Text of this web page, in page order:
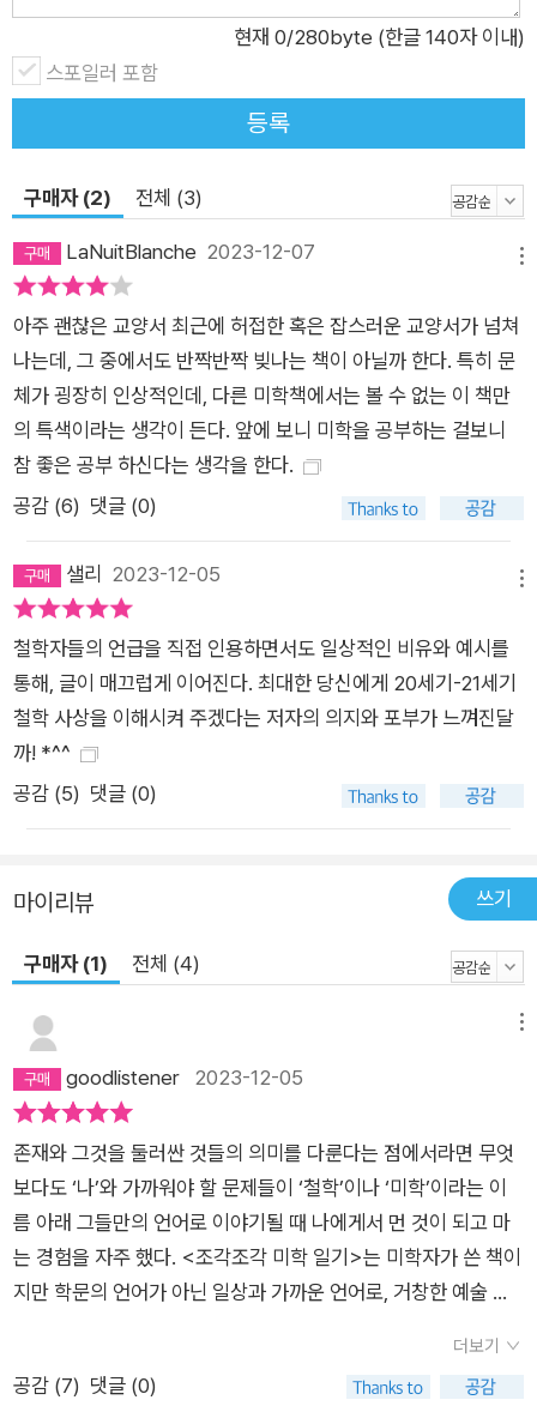
로너건의 〈맨체스터 바이 더 씨〉, 다르덴 형제 〈로제타〉를 각각 자
크 데리다, 롤랑 바르트, 한나 아렌트와 함께 살펴본다. ‘말할 수
없는 것’ 안으로 접속하는 작은 구멍이 되어줄 책 조각 하나하나
는 미미(微微)할지 모른다. 하지만 조각‘들’이 합쳐져 하나의 세
계를 이룰 때 우리는 아름다움[美]이 모양을 갖추는 과정을 목도
하게 된다. 그 아름다움이 유쾌하고 편안한 감정만을 선사하는 건
아니다. 그 세계 안엔 비극도, 고통도, 추함도, 흠집도 있다. 이 책
은 그런 조각들을 함부로 표백하지 않고 그러모아 하나의 미학적
세계를 가꾼다. 어느 한쪽으로 치우치지 않는 폭넓은 시야를 바탕
으로 예술이 그리는 굴곡과 그 변곡점들을 돌아보는 것. 그래서
이 책은 저자의 말마따나 “비평집도, 이론서도, 입문서도, 수필집
도 아닌, 애매한 그 무엇”(11쪽)이 되어버렸지만, 어쩌면 그리하
여 “말할 수 없는 것을 말하”(6쪽)는 미학 그 자체가 될 수 있었
다. “이 책의 모든 글을 저는 문을 내겠다는 야심이 아니라 구멍
을 뚫겠다는 반역심으로 썼습니다. 그러니 그 구멍으로 몰래 빠져
나가시기를. ‘말할 수 없는 바로 그것을 말하고 싶다’라는 덧없는
열망을 품고, ‘아름답다’라는 패배의 단말마를 뱉으시기를. 기나
긴 실패의 여정을 시작하시기를.”(15쪽) 예술과 철학, 문화, 사회,
정치를 자유롭게 횡단하는 편린의 글쓰기-세계로 당신을 초대한
다.
현재 0/280byte (한글 140자 이내)
스포일러 포함
등록
구매자 (2) 전체 (3)
LaNuitBlanche 2023-12-07
아주 괜찮은 교양서 최근에 허접한 혹은 잡스러운 교양서가 넘쳐
나는데, 그 중에서도 반짝반짝 빚나는 책이 아닐까 한다. 특히 문
체가 굉장히 인상적인데, 다른 미학책에서는 볼 수 없는 이 책만
의 특색이라는 생각이 든다. 앞에 보니 미학을 공부하는 걸보니
참 좋은 공부 하신다는 생각을 한다.
공감 (6) 댓글 (0)
샐리 2023-12-05
철학자들의 언급을 직접 인용하면서도 일상적인 비유와 예시를
통해, 글이 매끄럽게 이어진다. 최대한 당신에게 20세기-21세기
철학 사상을 이해시켜 주겠다는 저자의 의지와 포부가 느껴진달
까! *^^
공감 (5) 댓글 (0)
마이리뷰 쓰기
구매자 (1) 전체 (4)
goodlistener 2023-12-05
존재와 그것을 둘러싼 것들의 의미를 다룬다는 점에서라면 무엇
보다도 ‘나’와 가까워야 할 문제들이 ‘철학’이나 ‘미학’이라는 이
름 아래 그들만의 언어로 이야기될 때 나에게서 먼 것이 되고 마
는 경험을 자주 했다. <조각조각 미학 일기>는 미학자가 쓴 책이
지만 학문의 언어가 아닌 일상과 가까운 언어로, 거창한 예술 작
에 오르겠다는 마음이었을까, 미학자가 아닌 ‘미학 생활자’로 자
더보기
공감 (7) 댓글 (0)